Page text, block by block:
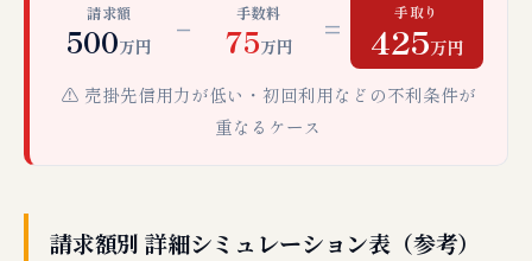
請求額
500万円
− 手数料
75万円
= 手取り
425万円
⚠️ 売掛先信用力が低い・初回利用などの不利条件が
重なるケース
請求額別 詳細シミュレーション表（参考）